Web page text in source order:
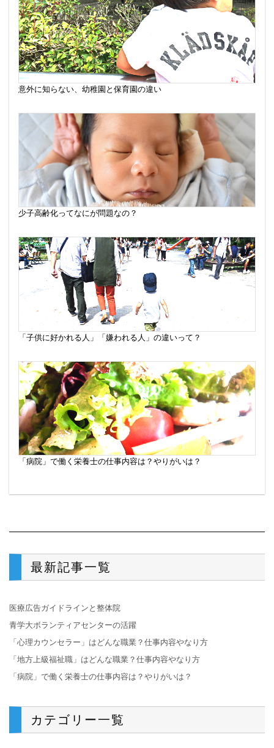
意外に知らない、幼稚園と保育園の違い
少子高齢化ってなにが問題なの？
「子供に好かれる人」「嫌われる人」の違いって？
「病院」で働く栄養士の仕事内容は？やりがいは？
最新記事一覧
医療広告ガイドラインと整体院
青学大ボランティアセンターの活躍
「心理カウンセラー」はどんな職業？仕事内容やなり方
「地方上級福祉職」はどんな職業？仕事内容やなり方
「病院」で働く栄養士の仕事内容は？やりがいは？
カテゴリー一覧